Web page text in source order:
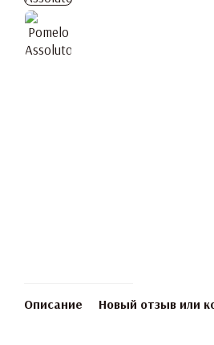
Описание Новый отзыв или